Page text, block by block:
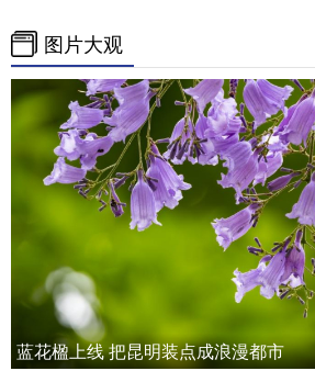
图片大观
蓝花楹上线 把昆明装点成浪漫都市